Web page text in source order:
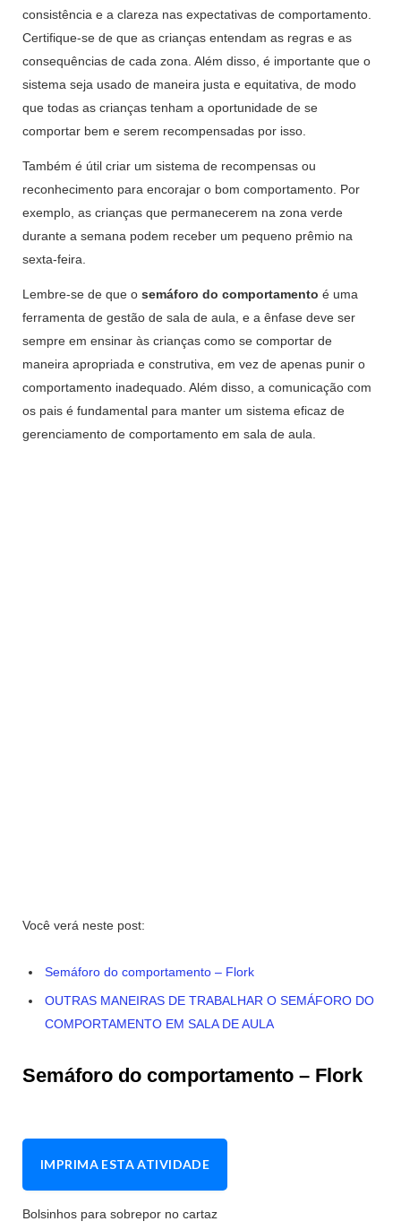
consistência e a clareza nas expectativas de comportamento.
Certifique-se de que as crianças entendam as regras e as
consequências de cada zona. Além disso, é importante que o
sistema seja usado de maneira justa e equitativa, de modo
que todas as crianças tenham a oportunidade de se
comportar bem e serem recompensadas por isso.
Também é útil criar um sistema de recompensas ou
reconhecimento para encorajar o bom comportamento. Por
exemplo, as crianças que permanecerem na zona verde
durante a semana podem receber um pequeno prêmio na
sexta-feira.
Lembre-se de que o semáforo do comportamento é uma
ferramenta de gestão de sala de aula, e a ênfase deve ser
sempre em ensinar às crianças como se comportar de
maneira apropriada e construtiva, em vez de apenas punir o
comportamento inadequado. Além disso, a comunicação com
os pais é fundamental para manter um sistema eficaz de
gerenciamento de comportamento em sala de aula.
Você verá neste post:
Semáforo do comportamento – Flork
OUTRAS MANEIRAS DE TRABALHAR O SEMÁFORO DO
COMPORTAMENTO EM SALA DE AULA
Semáforo do comportamento – Flork
IMPRIMA ESTA ATIVIDADE
Bolsinhos para sobrepor no cartaz